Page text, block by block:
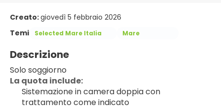
Creato:giovedì 5 febbraio 2026
Temi
Selected Mare Italia Mare
Descrizione
Solo soggiorno
La quota include:
Sistemazione in camera doppia con
trattamento come indicato